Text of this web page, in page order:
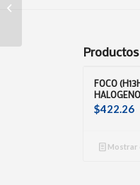
FOCO
$422.26
Mostrar
C/BUJES C/ROT.